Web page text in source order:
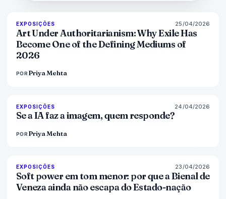
77% 64
EXPOSIÇÕES 25/04/2026
Art Under Authoritarianism: Why Exile Has
Become One of the Defining Mediums of
2026
POR Priya Mehta
76% 69
EXPOSIÇÕES 24/04/2026
Se a IA faz a imagem, quem responde?
POR Priya Mehta
78% 88
EXPOSIÇÕES 23/04/2026
Soft power em tom menor: por que a Bienal de
Veneza ainda não escapa do Estado-nação